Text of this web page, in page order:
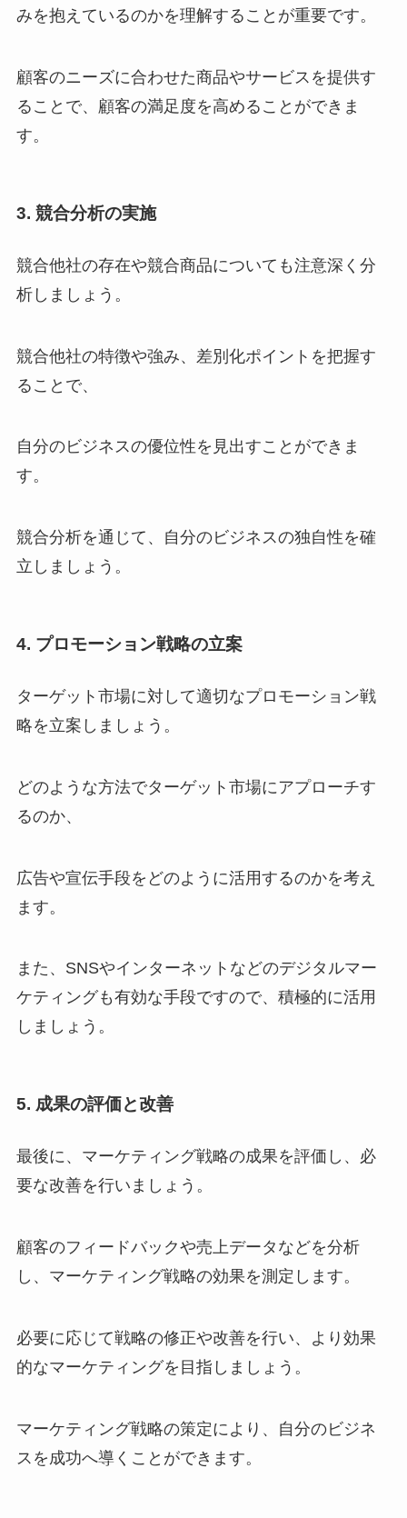
みを抱えているのかを理解することが重要です。
顧客のニーズに合わせた商品やサービスを提供す
ることで、顧客の満足度を高めることができま
す。
3. 競合分析の実施
競合他社の存在や競合商品についても注意深く分
析しましょう。
競合他社の特徴や強み、差別化ポイントを把握す
ることで、
自分のビジネスの優位性を見出すことができま
す。
競合分析を通じて、自分のビジネスの独自性を確
立しましょう。
4. プロモーション戦略の立案
ターゲット市場に対して適切なプロモーション戦
略を立案しましょう。
どのような方法でターゲット市場にアプローチす
るのか、
広告や宣伝手段をどのように活用するのかを考え
ます。
また、SNSやインターネットなどのデジタルマー
ケティングも有効な手段ですので、積極的に活用
しましょう。
5. 成果の評価と改善
最後に、マーケティング戦略の成果を評価し、必
要な改善を行いましょう。
顧客のフィードバックや売上データなどを分析
し、マーケティング戦略の効果を測定します。
必要に応じて戦略の修正や改善を行い、より効果
的なマーケティングを目指しましょう。
マーケティング戦略の策定により、自分のビジネ
スを成功へ導くことができます。